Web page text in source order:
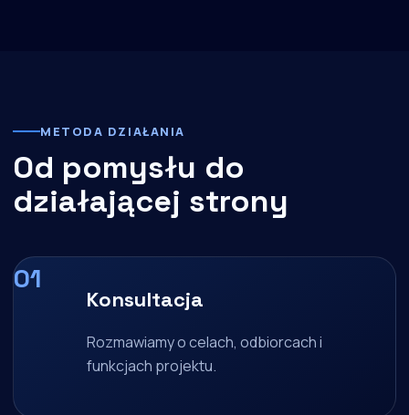
METODA DZIAŁANIA
Od pomysłu do
działającej strony
Konsultacja
Rozmawiamy o celach, odbiorcach i
funkcjach projektu.